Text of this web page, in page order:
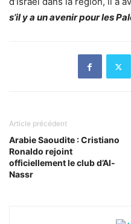
s’il y a un avenir pour les
Article précédent
Arabie Saoudite : Cristiano
Ronaldo rejoint
officiellement le club d’Al-
Nassr